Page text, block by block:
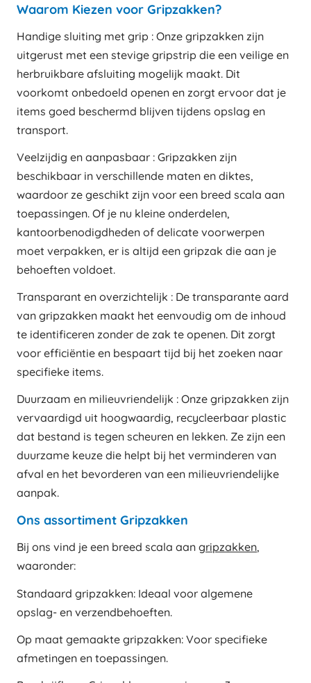
Waarom Kiezen voor Gripzakken?
Handige sluiting met grip : Onze gripzakken zijn
uitgerust met een stevige gripstrip die een veilige en
herbruikbare afsluiting mogelijk maakt. Dit
voorkomt onbedoeld openen en zorgt ervoor dat je
items goed beschermd blijven tijdens opslag en
transport.
Veelzijdig en aanpasbaar : Gripzakken zijn
beschikbaar in verschillende maten en diktes,
waardoor ze geschikt zijn voor een breed scala aan
toepassingen. Of je nu kleine onderdelen,
kantoorbenodigdheden of delicate voorwerpen
moet verpakken, er is altijd een gripzak die aan je
behoeften voldoet.
Transparant en overzichtelijk : De transparante aard
van gripzakken maakt het eenvoudig om de inhoud
te identificeren zonder de zak te openen. Dit zorgt
voor efficiëntie en bespaart tijd bij het zoeken naar
specifieke items.
Duurzaam en milieuvriendelijk : Onze gripzakken zijn
vervaardigd uit hoogwaardig, recycleerbaar plastic
dat bestand is tegen scheuren en lekken. Ze zijn een
duurzame keuze die helpt bij het verminderen van
afval en het bevorderen van een milieuvriendelijke
aanpak.
Ons assortiment Gripzakken
Bij ons vind je een breed scala aan gripzakken,
waaronder:
Standaard gripzakken: Ideaal voor algemene
opslag- en verzendbehoeften.
Op maat gemaakte gripzakken: Voor specifieke
afmetingen en toepassingen.